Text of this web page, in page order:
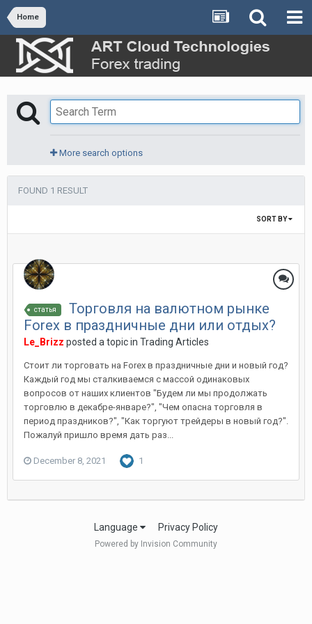
Home
More search options
FOUND 1 RESULT
SORT BY
статья
Торговля на валютном рынке
Forex в праздничные дни или отдых?
Le_Brizz posted a topic in Trading Articles
Стоит ли торговать на Forex в праздничные дни и новый год?
Каждый год мы сталкиваемся с массой одинаковых
вопросов от наших клиентов "Будем ли мы продолжать
торговлю в декабре-январе?", "Чем опасна торговля в
период праздников?", "Как торгуют трейдеры в новый год?".
Пожалуй пришло время дать раз...
December 8, 2021 1
Language Privacy Policy
Powered by Invision Community